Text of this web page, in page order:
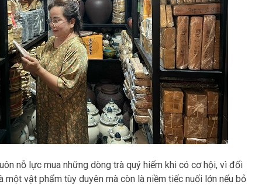
nỗ lực mua những dòng trà quý hiếm khi có cơ hội, vì đối
một vật phẩm tùy duyên mà còn là niềm tiếc nuối lớn nếu bỏ